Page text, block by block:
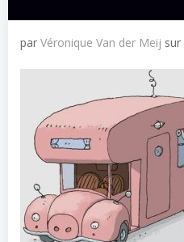
par Véronique Van der Meij sur